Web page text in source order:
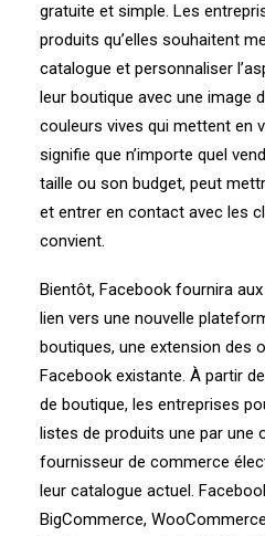
gratuite et simple. Les
produits qu’elles souhaitent
catalogue et personnaliser
leur boutique avec une image
couleurs vives qui mettent en
signifie que n’importe quel
taille ou son budget, peut
et entrer en contact avec les
convient.
Bientôt, Facebook fournira
lien vers une nouvelle
boutiques, une extension des
Facebook existante. À partir
de boutique, les entreprises
listes de produits une par une
fournisseur de commerce
leur catalogue actuel.
BigCommerce,